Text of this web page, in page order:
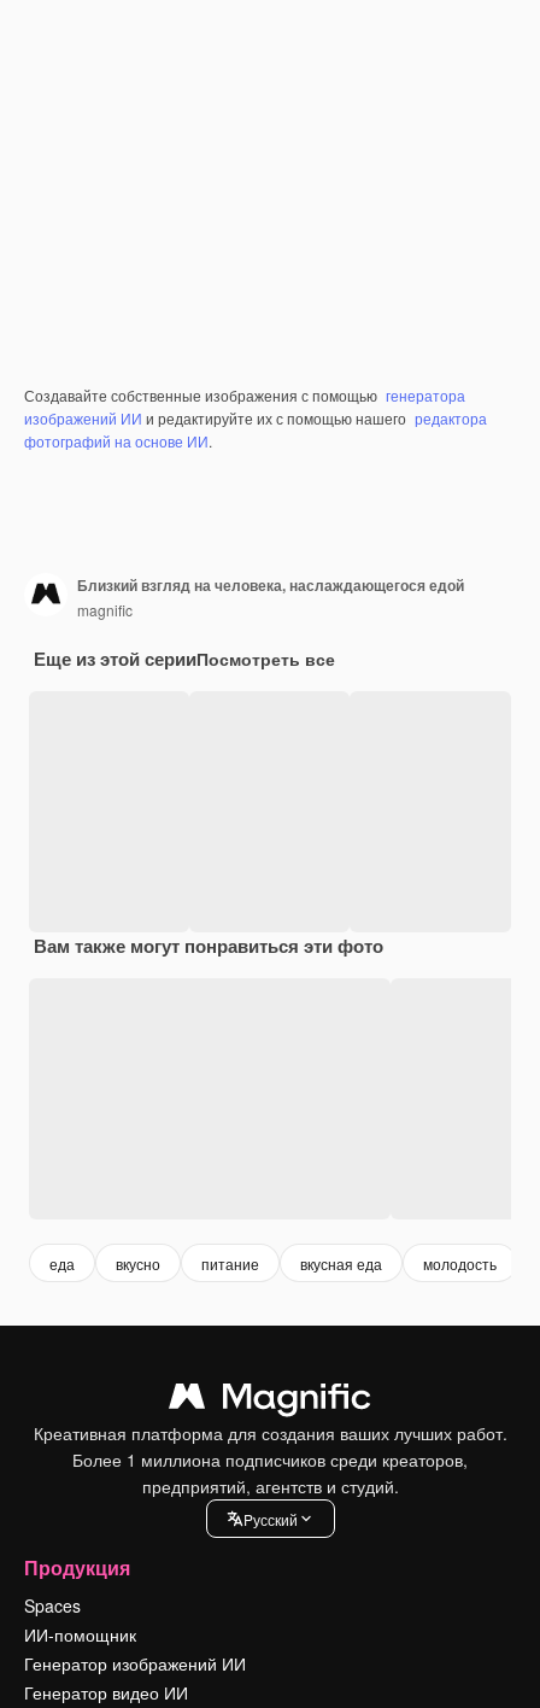
Создавайте собственные изображения с помощью генератора
изображений ИИ и редактируйте их с помощью нашего редактора
фотографий на основе ИИ.
Близкий взгляд на человека, наслаждающегося едой
magnific
Еще из этой серииПосмотреть все
Вам также могут понравиться эти фото
еда вкусно питание вкусная еда молодость
Креативная платформа для создания ваших лучших работ.
Более 1 миллиона подписчиков среди креаторов,
предприятий, агентств и студий.
Pусский
Продукция
Spaces
ИИ-помощник
Генератор изображений ИИ
Генератор видео ИИ